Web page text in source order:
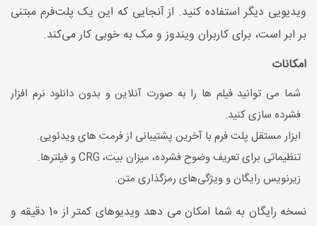
ویدیویی دیگر استفاده کنید. از آنجایی که این یک پلت‌فرم مبتنی
بر ابر است، برای کاربران ویندوز و مک به خوبی کار می‌کند.
امکانات
شما می توانید فیلم ها را به صورت آنلاین و بدون دانلود نرم افزار
فشرده سازی کنید.
ابزار مستقل پلت فرم با آخرین پشتیبانی از فرمت های ویدئویی.
تنظیماتی برای تعریف وضوح فشرده، میزان بیت، CRGو فیلترها.
زیرنویس رایگان و ویژگی‌های رمزگذاری متن.
نسخه رایگان به شما امکان می دهد ویدیوهای کمتر از 10 دقیقه و